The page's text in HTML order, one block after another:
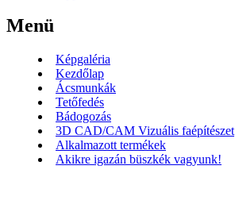
Menü
Képgaléria
Kezdőlap
Ácsmunkák
Tetőfedés
Bádogozás
3D CAD/CAM Vizuális faépítészet
Alkalmazott termékek
Akikre igazán büszkék vagyunk!